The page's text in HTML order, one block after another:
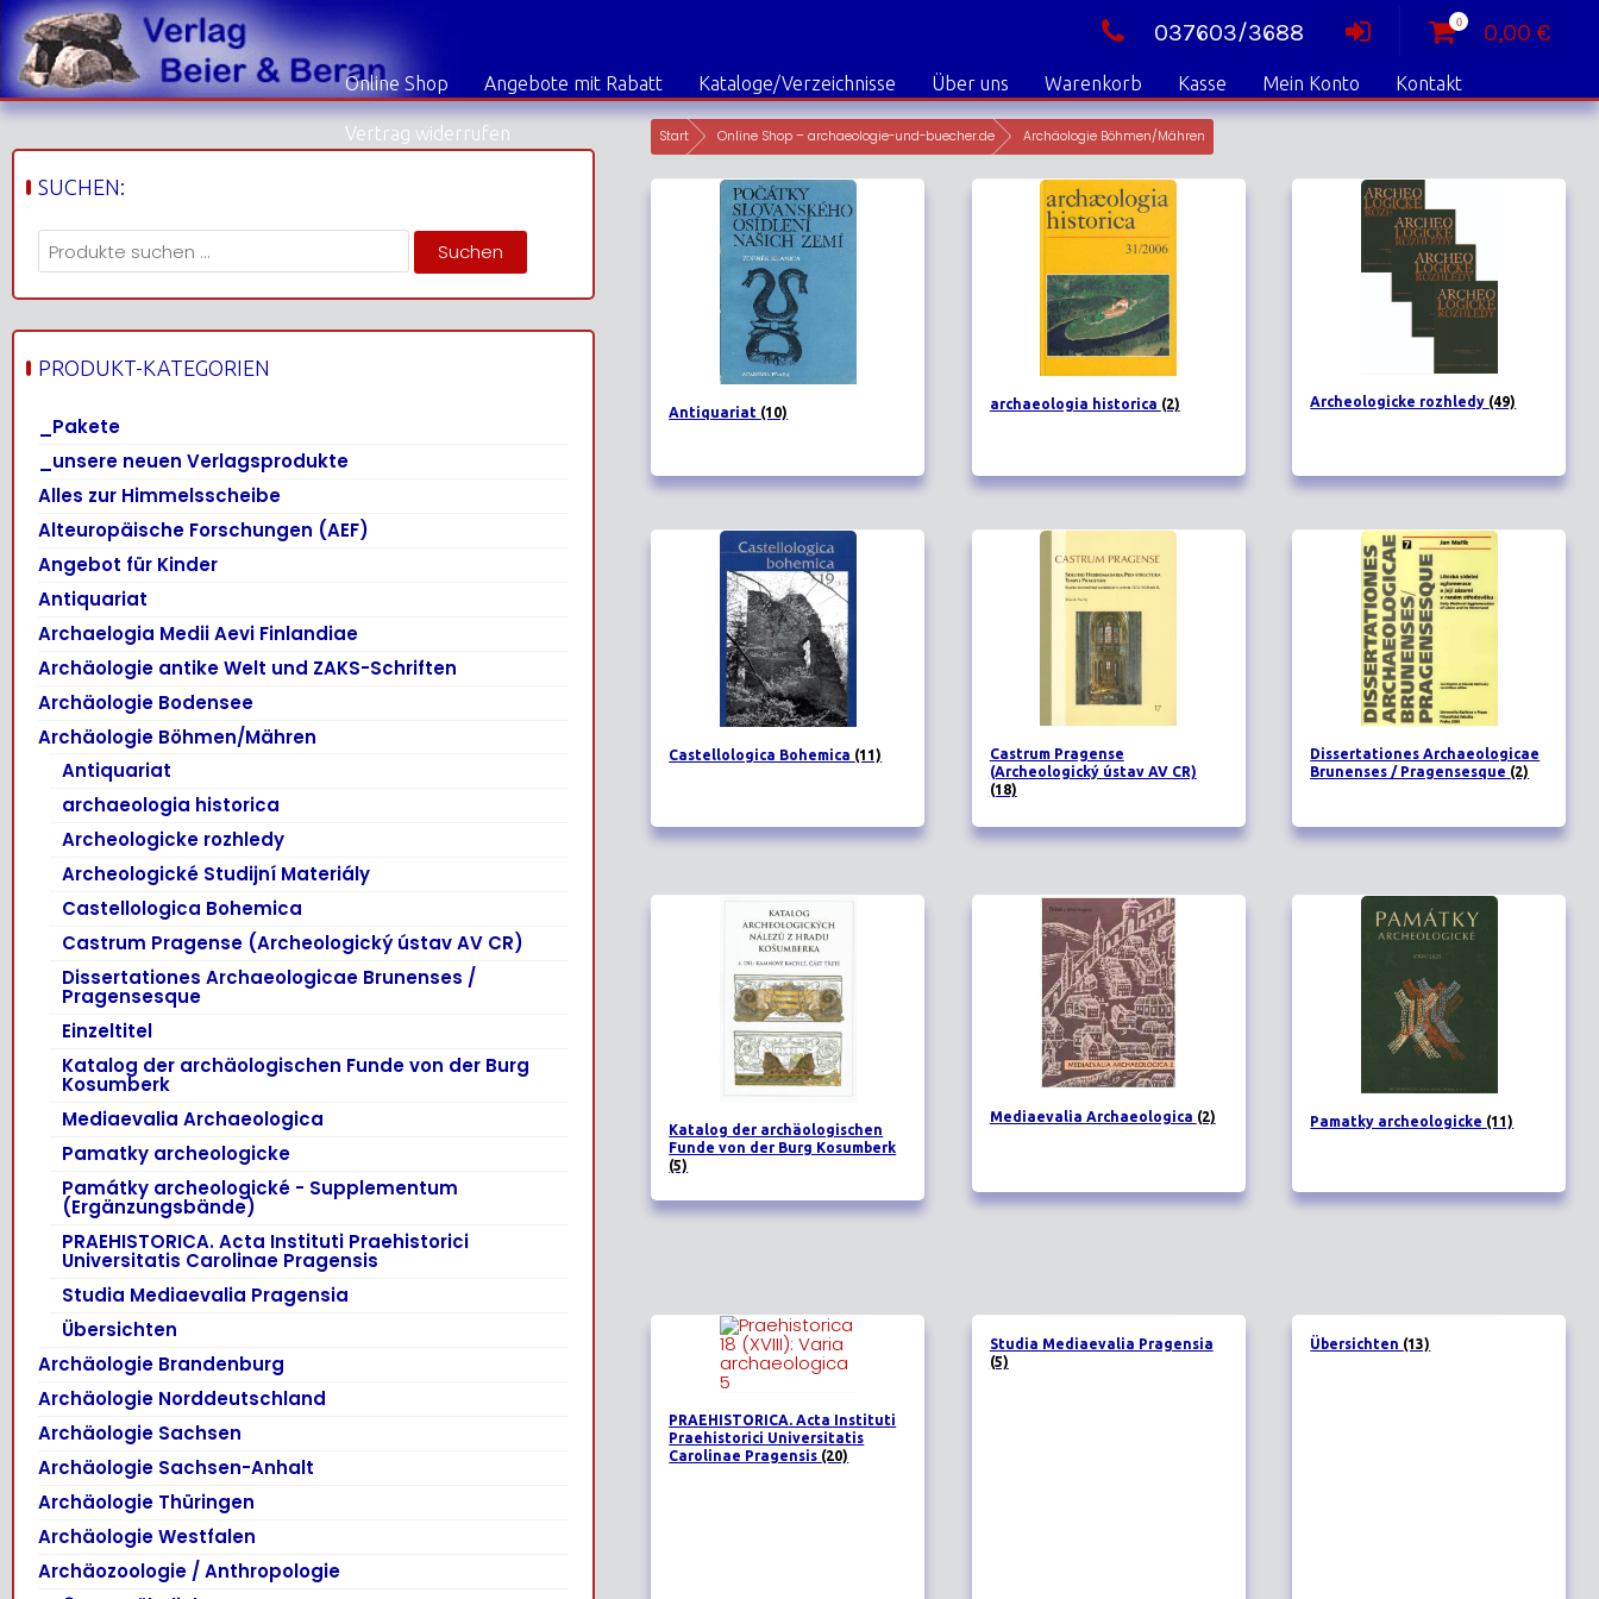
Skip
to
content 037603/3688 0 0,00 €
Online Shop Angebote mit Rabatt Kataloge/Verzeichnisse Über uns Warenkorb Kasse Mein Konto Kontakt
Vertrag widerrufen Start Online Shop – archaeologie-und-buecher.de Archäologie Böhmen/Mähren
Antiquariat (10)
archaeologia historica (2) Archeologicke rozhledy (49)
Castellologica Bohemica (11)
Castrum Pragense
(Archeologický ústav AV CR)
(18)
Dissertationes Archaeologicae
Brunenses / Pragensesque (2)
Katalog der archäologischen
Funde von der Burg Kosumberk
(5)
Mediaevalia Archaeologica (2) Pamatky archeologicke (11)
PRAEHISTORICA. Acta Instituti
Praehistorici Universitatis
Carolinae Pragensis (20)
Studia Mediaevalia Pragensia
(5)
Übersichten (13)
SUCHEN:
Suchen
nach: Suchen
PRODUKT-KATEGORIEN
_Pakete
_unsere neuen Verlagsprodukte
Alles zur Himmelsscheibe
Alteuropäische Forschungen (AEF)
Angebot für Kinder
Antiquariat
Archaelogia Medii Aevi Finlandiae
Archäologie antike Welt und ZAKS-Schriften
Archäologie Bodensee
Archäologie Böhmen/Mähren
Antiquariat
archaeologia historica
Archeologicke rozhledy
Archeologické Studijní Materiály
Castellologica Bohemica
Castrum Pragense (Archeologický ústav AV CR)
Dissertationes Archaeologicae Brunenses /
Pragensesque
Einzeltitel
Katalog der archäologischen Funde von der Burg
Kosumberk
Mediaevalia Archaeologica
Pamatky archeologicke
Památky archeologické - Supplementum
(Ergänzungsbände)
PRAEHISTORICA. Acta Instituti Praehistorici
Universitatis Carolinae Pragensis
Studia Mediaevalia Pragensia
Übersichten
Archäologie Brandenburg
Archäologie Norddeutschland
Archäologie Sachsen
Archäologie Sachsen-Anhalt
Archäologie Thüringen
Archäologie Westfalen
Archäozoologie / Anthropologie